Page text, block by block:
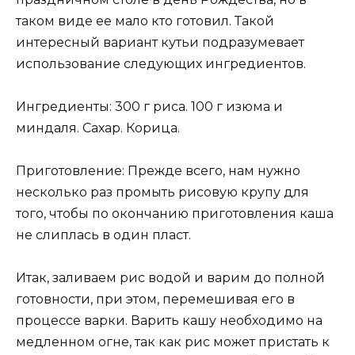
таком виде ее мало кто готовил. Такой
интересный вариант кутьи подразумевает
использование следующих ингредиентов.
Ингредиенты: 300 г риса. 100 г изюма и
миндаля. Сахар. Корица.
Приготовление: Прежде всего, нам нужно
несколько раз промыть рисовую крупу для
того, чтобы по окончанию приготовления каша
не слиплась в один пласт.
Итак, заливаем рис водой и варим до полной
готовности, при этом, перемешивая его в
процессе варки. Варить кашу необходимо на
медленном огне, так как рис может пристать к